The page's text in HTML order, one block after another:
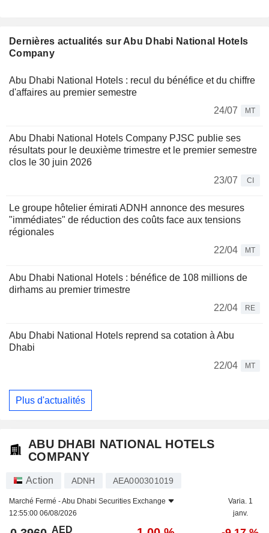
Dernières actualités sur Abu Dhabi National Hotels
Company
Abu Dhabi National Hotels : recul du bénéfice et du chiffre
d'affaires au premier semestre
24/07
MT
Abu Dhabi National Hotels Company PJSC publie ses
résultats pour le deuxième trimestre et le premier semestre
clos le 30 juin 2026
23/07
CI
Le groupe hôtelier émirati ADNH annonce des mesures
"immédiates" de réduction des coûts face aux tensions
régionales
22/04
MT
Abu Dhabi National Hotels : bénéfice de 108 millions de
dirhams au premier trimestre
22/04
RE
Abu Dhabi National Hotels reprend sa cotation à Abu
Dhabi
22/04
MT
Plus d'actualités
ABU DHABI NATIONAL HOTELS
COMPANY
Action ADNH AEA000301019
Marché Fermé -Abu Dhabi Securities Exchange
12:55:00 06/08/2026
Varia. 1
janv.
AED